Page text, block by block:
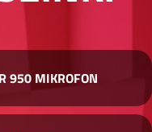
950 MIKROFON